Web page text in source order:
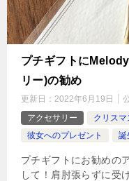
プチギフトに
リー)の勧め
更新日： 2022年6月19日
アクセサリー
クリスマ
彼女へのプレゼント
誕
プチギフトにお勧めの
して！肩肘張らずに受